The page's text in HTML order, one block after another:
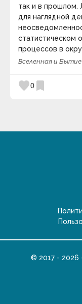
так и в прошлом.
для наглядной
статистическом
процессов в
Вселенная и Бытие
favorite0 bookmark
© 2017 - 2026